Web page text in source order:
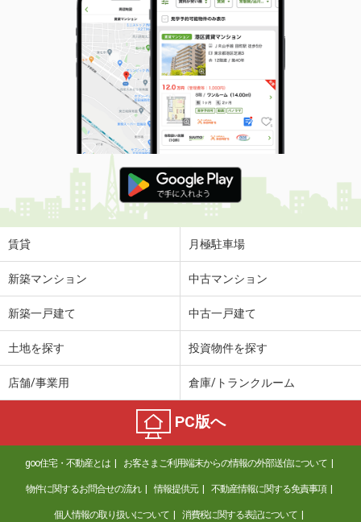
福井県鯖江市定次町
価 格
4.60万円
住 所
福井県鯖江市定次町
専有面積 44.71m²
間取り
1LDK
福井県福井市和田東１丁目
価 格
5.40万円
住 所
福井県福井市和田東１丁目
専有面積
福井県小浜市太興寺
4.70万円
福井県福井市開発５丁目
4.05万円
住 所
福井県福井市開発５丁目
専有面積 28.11m²
間取り
ワンルーム
福井県福井市石盛１丁目
賃貸 月極駐車場
新築マンション 中古マンション
新築一戸建て 中古一戸建て
土地を探す 投資物件を探す
店舗/事業用 倉庫/トランクルーム
PC版へ
goo住宅・不動産とは お客さまご利用端末からの情報の外部送信について
物件に関するお問合せの流れ 情報提供元 不動産情報に関する免責事項
個人情報の取り扱いについて 消費税に関する表記について